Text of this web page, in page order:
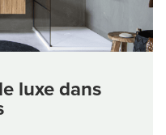
luxe dans